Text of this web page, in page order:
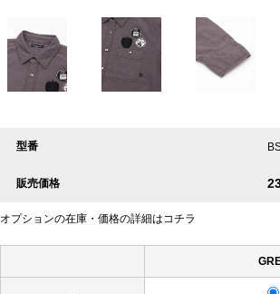
型番
販売価格
オプションの在庫・価格の詳細はコチラ